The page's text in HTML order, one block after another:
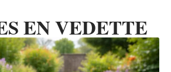
EN VEDETTE